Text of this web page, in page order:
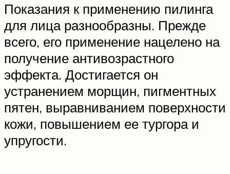
Показания к применению пилинга
для лица разнообразны. Прежде
всего, его применение нацелено на
получение антивозрастного
эффекта. Достигается он
устранением морщин, пигментных
пятен, выравниванием поверхности
кожи, повышением ее тургора и
упругости.